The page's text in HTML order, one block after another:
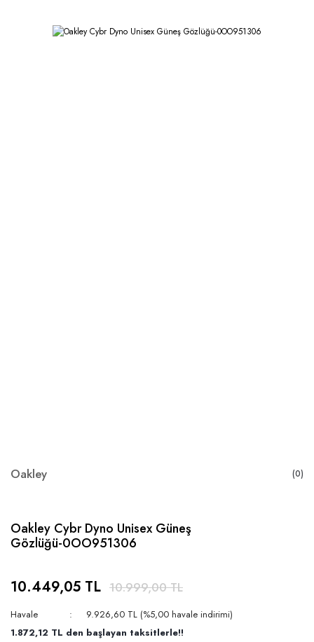
Oakley (0)
Oakley Cybr Dyno Unisex Güneş
Gözlüğü-0OO951306
10.449,05 TL 10.999,00 TL
Havale
9.926,60 TL (%5,00 havale indirimi)
1.872,12 TL den başlayan taksitlerle!!